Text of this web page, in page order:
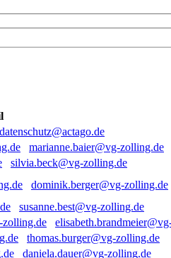
datenschutz@actago.de
marianne.baier@vg-zolling.de
silvia.beck@vg-zolling.de
dominik.berger@vg-zolling.de
susanne.best@vg-zolling.de
thomas.burger@vg-zolling.de
daniela.dauer@vg-zolling.de